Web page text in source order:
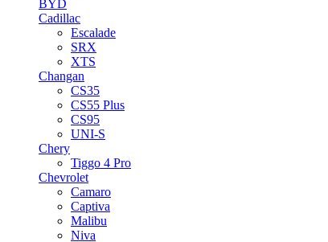
BYD
Cadillac
Escalade
SRX
XTS
Changan
CS35
CS55 Plus
CS95
UNI-S
Chery
Tiggo 4 Pro
Chevrolet
Camaro
Captiva
Malibu
Niva